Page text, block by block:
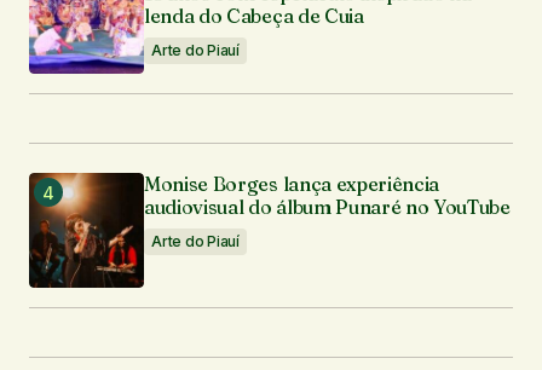
lenda do Cabeça de Cuia
Arte do Piauí
Monise Borges lança experiência
audiovisual do álbum Punaré no YouTube
Arte do Piauí